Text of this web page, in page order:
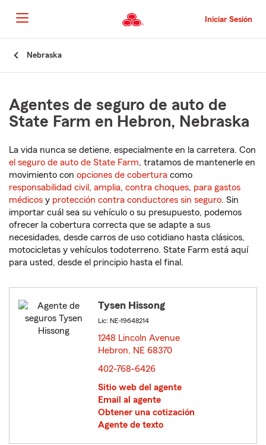
al
contenido
principal
Iniciar Sesión
Nebraska
Agentes de seguro de auto de
State Farm en Hebron, Nebraska
La vida nunca se detiene, especialmente en la carretera. Con
el seguro de auto de State Farm, tratamos de mantenerle en
movimiento con opciones de cobertura como
responsabilidad civil , amplia, contra choques, para gastos
médicos y protección contra conductores sin seguro. Sin
importar cuál sea su vehículo o su presupuesto, podemos
ofrecer la cobertura correcta que se adapte a sus
necesidades, desde carros de uso cotidiano hasta clásicos,
motocicletas y vehículos todoterreno. State Farm está aquí
para usted, desde el principio hasta el final.
Tysen Hissong
Lic: NE-19648214
1248 Lincoln Avenue
Hebron, NE 68370
402-768-6426
Sitio web del agente
Email al agente
Obtener una cotización
Agente de texto